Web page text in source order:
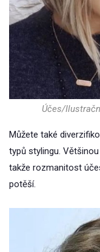
Účes/
Můžete také
typů stylingu.
takže rozmanitost
potěší.